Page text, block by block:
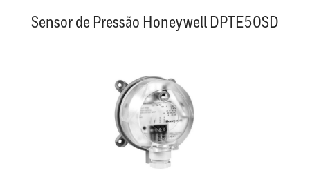
Sensor de Pressão Honeywell DPTE50SD